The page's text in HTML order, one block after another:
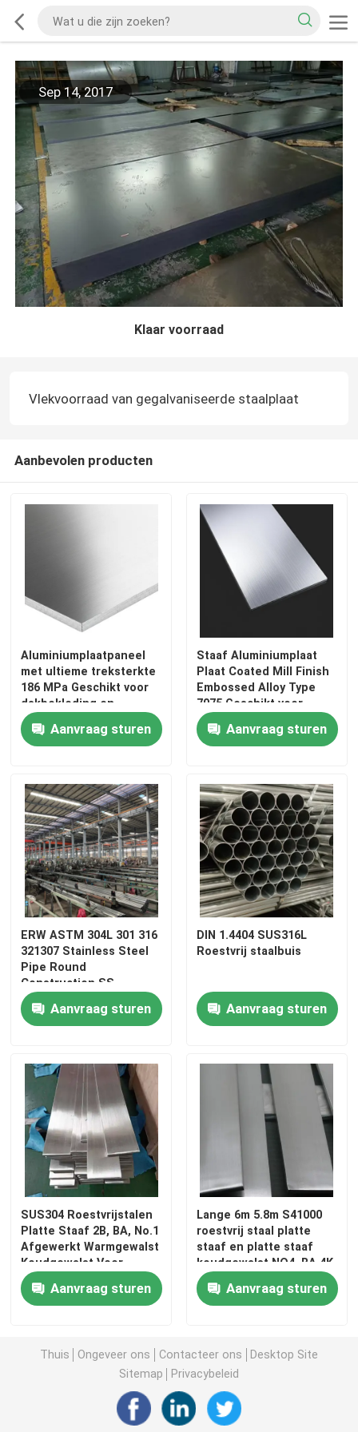
Sep 14, 2017
Klaar voorraad
Vlekvoorraad van gegalvaniseerde staalplaat
Aanbevolen producten
Aluminiumplaatpaneel
met ultieme treksterkte
186 MPa Geschikt voor
dakbekleding en
structurele projecten
Aanvraag sturen
Staaf Aluminiumplaat
Plaat Coated Mill Finish
Embossed Alloy Type
7075 Geschikt voor
lucht- en ruimtevaart,
automobiel en
Aanvraag sturen
ERW ASTM 304L 301 316
321307 Stainless Steel
Pipe Round
Construction SS
Seamless Pipe Brushed
Stainless Steel Tube
Aanvraag sturen
DIN 1.4404 SUS316L
Roestvrij staalbuis
Aanvraag sturen
SUS304 Roestvrijstalen
Platte Staaf 2B, BA, No.1
Afgewerkt Warmgewalst
Koudgewalst Voor
Constructie
Aanvraag sturen
Lange 6m 5.8m S41000
roestvrij staal platte
staaf en platte staaf
koudgewalst NO4, BA,4K
oppervlakte spiegel
gepolijstAanvraag sturen
Thuis Ongeveer ons Contacteer ons
Desktop Site
Sitemap
Privacybeleid